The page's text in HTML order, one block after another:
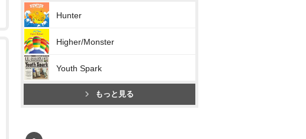
Hunter
Higher/Monster
Youth Spark
もっと見る